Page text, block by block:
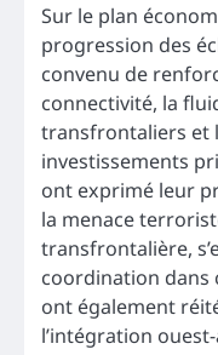
Sur le plan
progression des
convenu de
connectivité, la
transfrontaliers et
investissements
ont exprimé leur
la menace
transfrontalière,
coordination dans
ont également
l’intégration